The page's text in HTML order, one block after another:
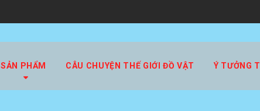
SẢN PHẨM CÂU CHUYỆN THẾ GIỚI ĐỒ VẬT Ý TƯỞNG